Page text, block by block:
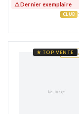
⚠️ Dernier exemplaire
CLUB
★ TOP VENTE